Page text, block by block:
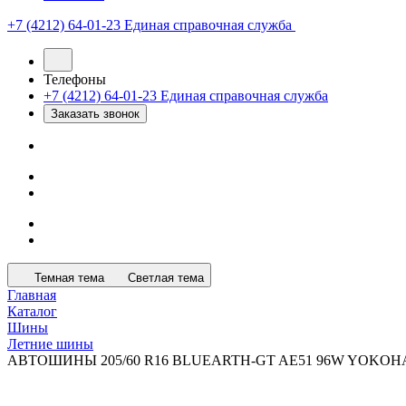
+7 (4212) 64-01-23 Единая справочная служба
Телефоны
+7 (4212) 64-01-23 Единая справочная служба
Заказать звонок
Темная тема Светлая тема
Главная
Каталог
Шины
Летние шины
АВТОШИНЫ 205/60 R16 BLUEARTH-GT AE51 96W